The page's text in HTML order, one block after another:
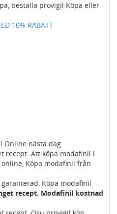
beställa provigil Köpa eller
10% RABATT
Online nästa dag
recept. Att köpa modafinil i
Köpa modafinil från
Köpa modafinil
recept. Modafinil kostnad